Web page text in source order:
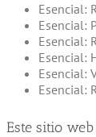
Esencial:
Esencial:
Esencial:
Esencial:
Esencial:
Esencial:
Este sitio